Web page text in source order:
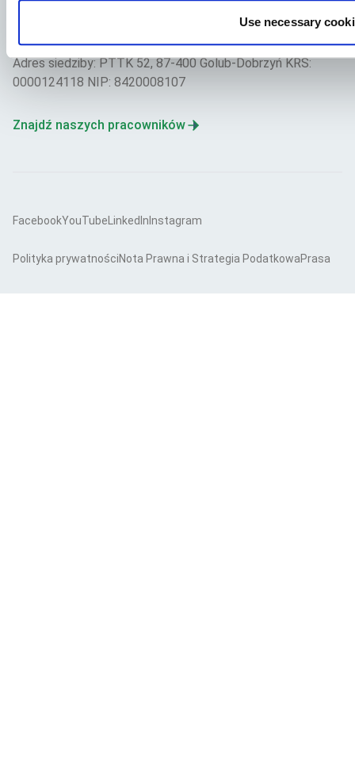
Use necessary
Adres siedziby: PTTK 52, 87-400 Golub-Dobrzyń KRS:
0000124118 NIP: 8420008107
Znajdź naszych pracowników
FacebookYouTubeLinkedIn Instagram
Polityka prywatnościNota Prawna i Strategia PodatkowaPrasa